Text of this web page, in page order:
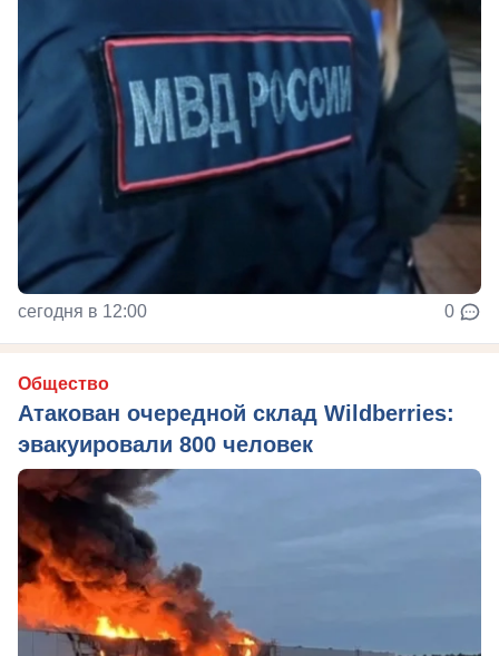
сегодня в 12:00 0
Общество
Атакован очередной склад Wildberries:
эвакуировали 800 человек